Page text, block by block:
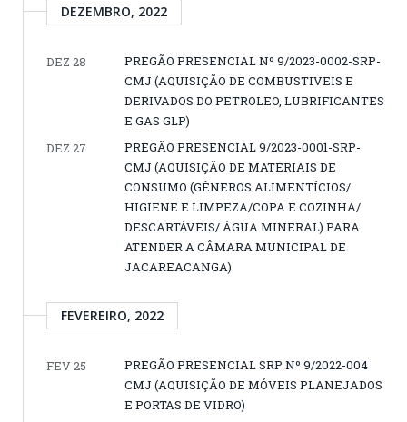
DEZEMBRO, 2022
DEZ 28
PREGÃO PRESENCIAL Nº 9/2023-0002-SRP-
CMJ (AQUISIÇÃO DE COMBUSTIVEIS E
DERIVADOS DO PETROLEO, LUBRIFICANTES
E GAS GLP)
DEZ 27
PREGÃO PRESENCIAL 9/2023-0001-SRP-
CMJ (AQUISIÇÃO DE MATERIAIS DE
CONSUMO (GÊNEROS ALIMENTÍCIOS/
HIGIENE E LIMPEZA/COPA E COZINHA/
DESCARTÁVEIS/ ÁGUA MINERAL) PARA
ATENDER A CÂMARA MUNICIPAL DE
JACAREACANGA)
FEVEREIRO, 2022
FEV 25
PREGÃO PRESENCIAL SRP Nº 9/2022-004
CMJ (AQUISIÇÃO DE MÓVEIS PLANEJADOS
E PORTAS DE VIDRO)